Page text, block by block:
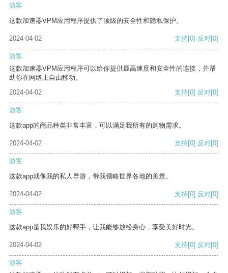
游客
这款加速器VPM应用程序提供了顶级的安全性和隐私保护。
2024-04-02 支持[0] 反对[0]
游客
这款加速器VPM应用程序可以给你提供最高速度和安全性的连接，并帮
助你在网络上自由移动。
2024-04-02
支持[0] 反对[0]
游客
这款app的商品种类非常丰富，可以满足我所有的购物需求。
2024-04-02 支持[0] 反对[0]
游客
这款app就像我的私人导游，带我领略世界各地的美景。
2024-04-02 支持[0] 反对[0]
游客
这款app是我娱乐的好帮手，让我能够放松身心，享受美好时光。
2024-04-02 支持[0] 反对[0]
游客